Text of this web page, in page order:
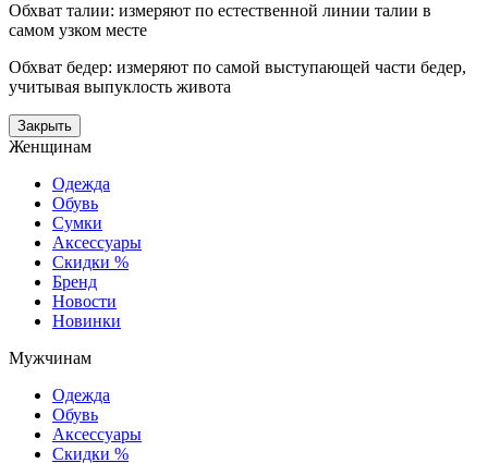
Обхват талии: измеряют по естественной линии талии в
самом узком месте
Обхват бедер: измеряют по самой выступающей части бедер,
учитывая выпуклость живота
Закрыть
Женщинам
Одежда
Обувь
Сумки
Аксессуары
Скидки %
Бренд
Новости
Новинки
Мужчинам
Одежда
Обувь
Аксессуары
Скидки %